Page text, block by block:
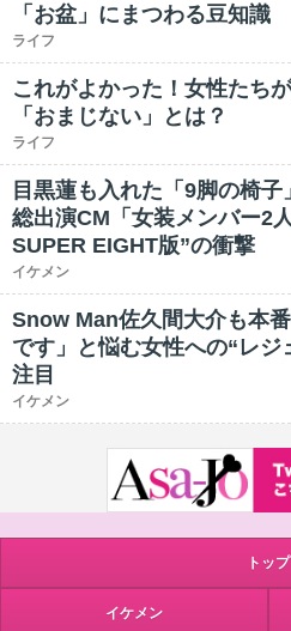
「お盆」にまつわる豆知識
ライフ
これがよかった！女性たち
「おまじない」とは？
ライフ
目黒蓮も入れた「9脚の椅
総出演CM「女装メンバー2
SUPER EIGHT版”の衝撃
イケメン
Snow Man佐久間大介も本
です」と悩む女性への“レ
注目
イケメン
トップ
イケメン